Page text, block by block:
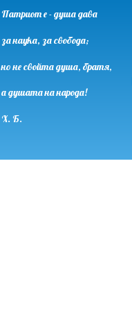
Патриот е - душа дава
за наука, за свобода;
но не свойта душа, братя,
а душата на народа!
Х. Б.